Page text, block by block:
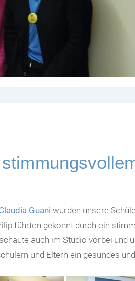
Guani wurden unsere
führten gekonnt durch ein
auch im Studio vorbei und
und Eltern ein gesundes